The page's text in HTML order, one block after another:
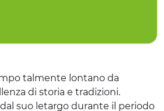
talmente lontano da
di storia e tradizioni.
suo letargo durante il periodo